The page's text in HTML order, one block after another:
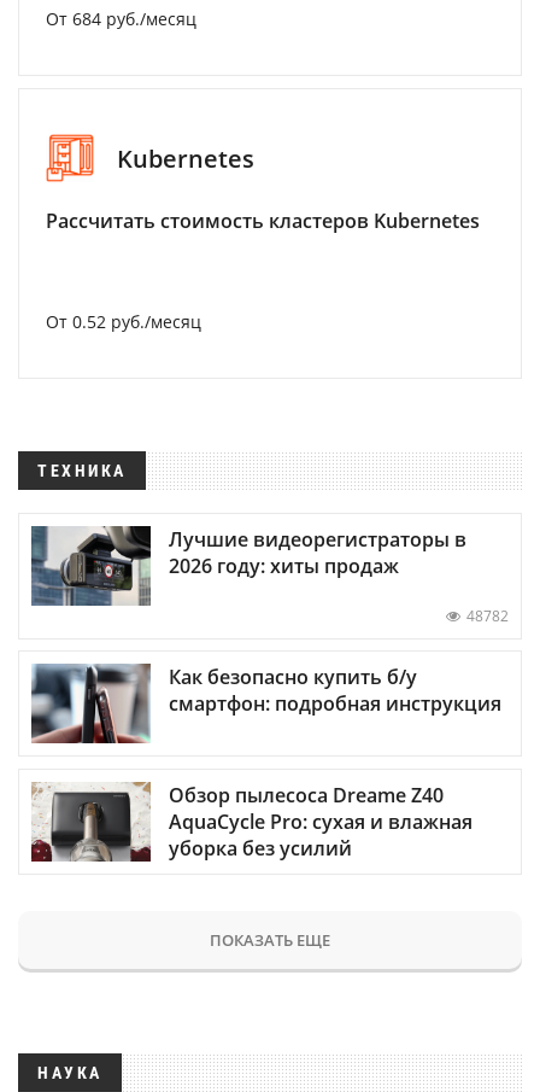
От 684 руб./месяц
Kubernetes
Рассчитать стоимость кластеров Kubernetes
От 0.52 руб./месяц
ТЕХНИКА
Лучшие видеорегистраторы в
2026 году: хиты продаж
48782
Как безопасно купить б/у
смартфон: подробная инструкция
Обзор пылесоса Dreame Z40
AquaCycle Pro: сухая и влажная
уборка без усилий
ПОКАЗАТЬ ЕЩЕ
НАУКА